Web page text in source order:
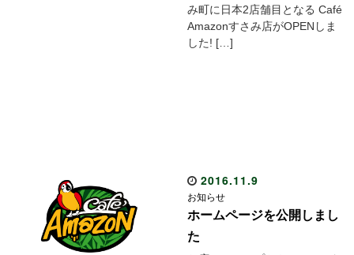
み町に日本2店舗目となる Café
Amazonすさみ店がOPENしま
した! […]
2016.11.9
お知らせ
ホームページを公開しまし
た